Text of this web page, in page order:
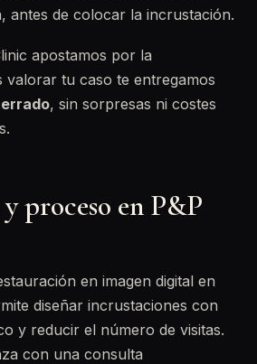
antes de colocar la incrustación.
apostamos por la
valorar tu caso te entregamos
, sin sorpresas ni costes
proceso en P&P
en imagen digital en
diseñar incrustaciones con
y reducir el número de visitas.
con una consulta